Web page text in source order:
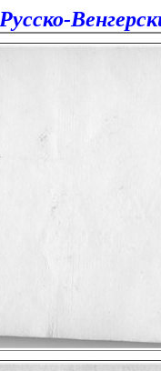
Русско-